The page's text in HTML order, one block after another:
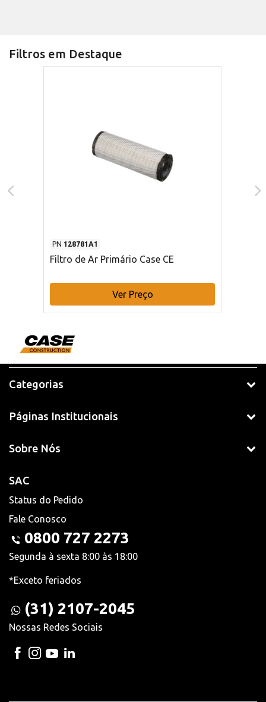
Filtros em Destaque
PN 128781A1
Filtro de Ar Primário Case CE
Ver Preço
Categorias
Páginas Institucionais
Sobre Nós
SAC
Status do Pedido
Fale Conosco
0800 727 2273
Segunda à sexta 8:00 às 18:00
*Exceto feriados
(31) 2107-2045
Nossas Redes Sociais